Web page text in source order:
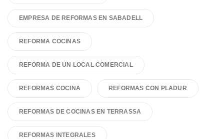
EMPRESA DE REFORMAS EN SABADELL
REFORMA COCINAS
REFORMA DE UN LOCAL COMERCIAL
REFORMAS COCINA REFORMAS CON PLADUR
REFORMAS DE COCINAS EN TERRASSA
REFORMAS INTEGRALES